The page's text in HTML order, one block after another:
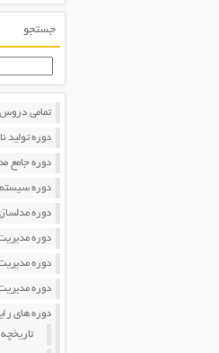
جستجو
جستجو
تمامی دروس
دوره تولید
دوره جامع
دوره
دوره
دوره
دوره
دوره
دوره های